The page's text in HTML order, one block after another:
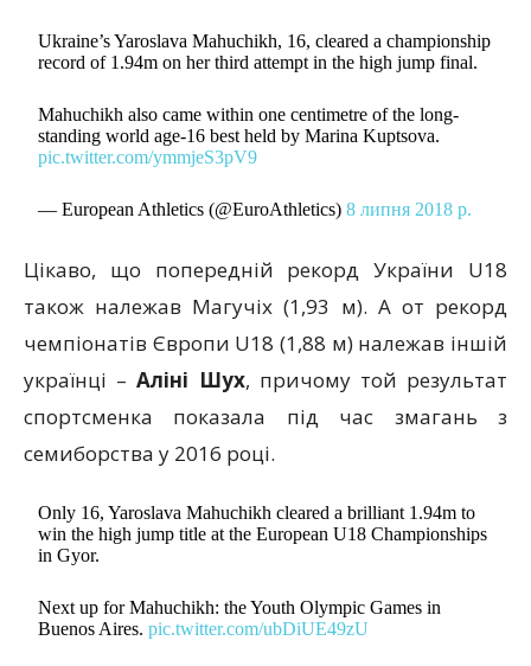
Ukraine’s Yaroslava Mahuchikh, 16, cleared a championship
record of 1.94m on her third attempt in the high jump final.
Mahuchikh also came within one centimetre of the long-
standing world age-16 best held by Marina Kuptsova.
pic.twitter.com/ymmjeS3pV9
— European Athletics (@EuroAthletics)8 липня 2018 р.
Цікаво, що попередній рекорд України U18
також належав Магучіх (1,93 м). А от рекорд
чемпіонатів Європи U18 (1,88 м) належав іншій
українці –Аліні Шух, причому той результат
спортсменка показала під час змагань з
семиборства у 2016 році.
Only 16, Yaroslava Mahuchikh cleared a brilliant 1.94m to
win the high jump title at the European U18 Championships
in Gyor.
Next up for Mahuchikh: the Youth Olympic Games in
Buenos Aires.pic.twitter.com/ubDiUE49zU